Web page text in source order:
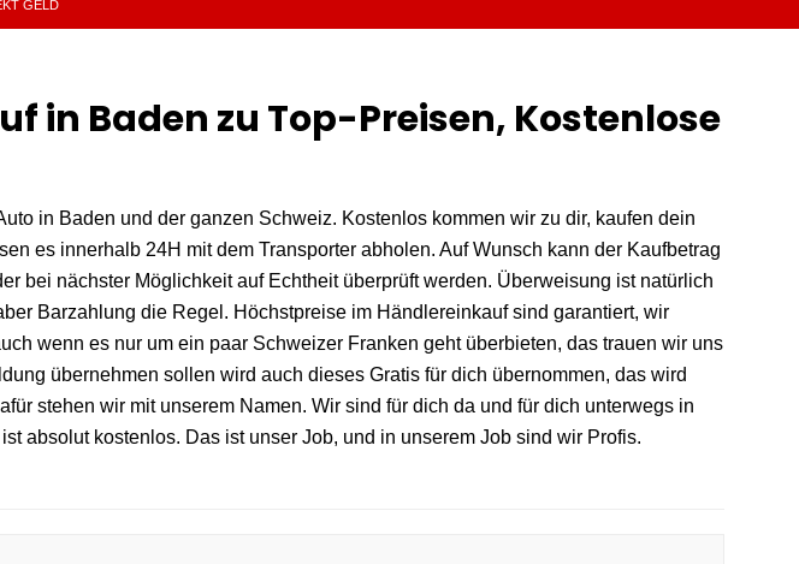
GELD‎
in Baden zu Top-Preisen, Kostenlose
in Baden und der ganzen Schweiz. Kostenlos kommen wir zu dir, kaufen dein
es innerhalb 24H mit dem Transporter abholen. Auf Wunsch kann der Kaufbetrag
bei nächster Möglichkeit auf Echtheit überprüft werden. Überweisung ist natürlich
Barzahlung die Regel. Höchstpreise im Händlereinkauf sind garantiert, wir
wenn es nur um ein paar Schweizer Franken geht überbieten, das trauen wir uns
übernehmen sollen wird auch dieses Gratis für dich übernommen, das wird
stehen wir mit unserem Namen. Wir sind für dich da und für dich unterwegs in
absolut kostenlos. Das ist unser Job, und in unserem Job sind wir Profis.